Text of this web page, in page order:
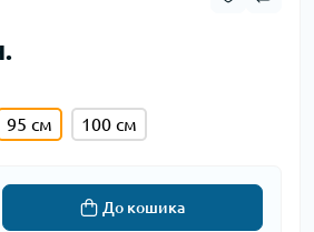
95 см 100 см
До кошика